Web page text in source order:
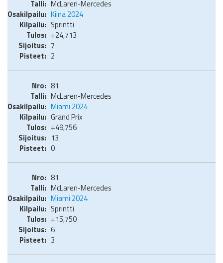
McLaren-Mercedes
Kiina 2024
Sprintti
+24,713
7
2
81
McLaren-Mercedes
Miami 2024
Grand Prix
+49,756
13
0
81
McLaren-Mercedes
Miami 2024
Sprintti
+15,750
6
3